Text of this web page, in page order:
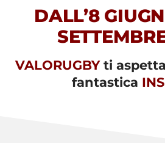
DALL’8
VALORUGBYti aspetta
fantastica